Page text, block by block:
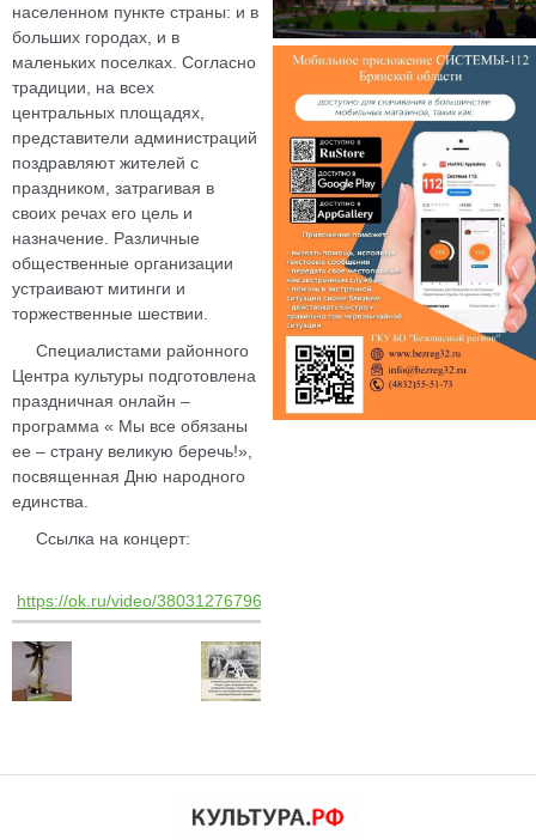
населенном пункте страны: и в
больших городах, и в
маленьких поселках. Согласно
традиции, на всех
центральных площадях,
представители администраций
поздравляют жителей с
праздником, затрагивая в
своих речах его цель и
назначение. Различные
общественные организации
устраивают митинги и
торжественные шествии.
Специалистами районного
Центра культуры подготовлена
праздничная онлайн –
программа « Мы все обязаны
ее – страну великую беречь!»,
посвященная Дню народного
единства.
Ссылка на концерт:
https://ok.ru/video/3803127679692